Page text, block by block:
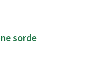
sorde